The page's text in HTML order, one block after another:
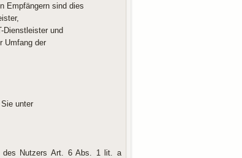
Empfängern sind dies
Dienstleister und
Umfang der
unter
des Nutzers Art. 6 Abs. 1 lit. a